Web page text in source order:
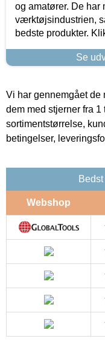
og amatører. De har
værktøjsindustrien,
bedste produkter.
Se
Vi har gennemgået
dem med stjerner fra
sortimentstørrelse,
betingelser,
Webshop